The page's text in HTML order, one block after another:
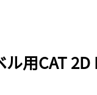
ル用CAT